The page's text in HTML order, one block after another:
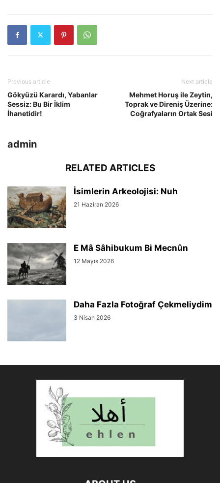
Previous article
Gökyüzü Karardı, Yabanlar
Sessiz: Bu Bir İklim
İhanetidir!
Next article
Mehmet Horuş ile Zeytin,
Toprak ve Direniş Üzerine:
Coğrafyaların Ortak Sesi
admin
RELATED ARTICLES
İsimlerin Arkeolojisi: Nuh
21 Haziran 2026
E Mâ Sâhibukum Bi Mecnûn
12 Mayıs 2026
Daha Fazla Fotoğraf Çekmeliydim
3 Nisan 2026